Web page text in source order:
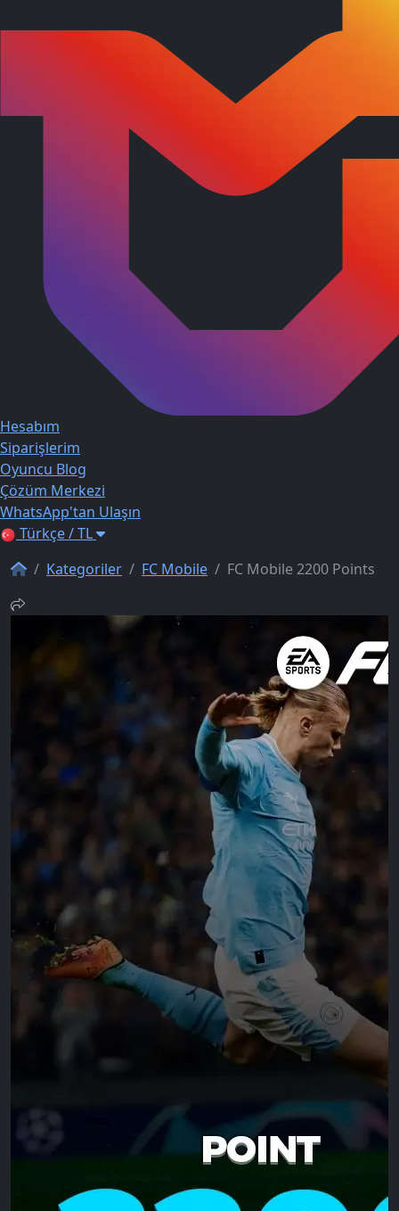
Hesabım
Siparişlerim
Oyuncu Blog
Çözüm Merkezi
WhatsApp'tan Ulaşın
Türkçe / TL
Kategoriler
FC Mobile FC Mobile 2200 Points